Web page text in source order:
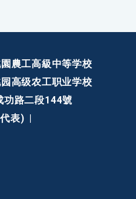
農工高級中等学校
高级农工职业学校
路二段144號
表)